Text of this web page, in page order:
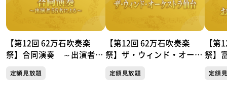
【第12回 62万石吹奏楽
祭】合同演奏 ～出演者55
定額見放題
【第12回 62万石吹奏楽
祭】ザ・ウィンド・オーケ
定額見放題
【第
祭】
定額